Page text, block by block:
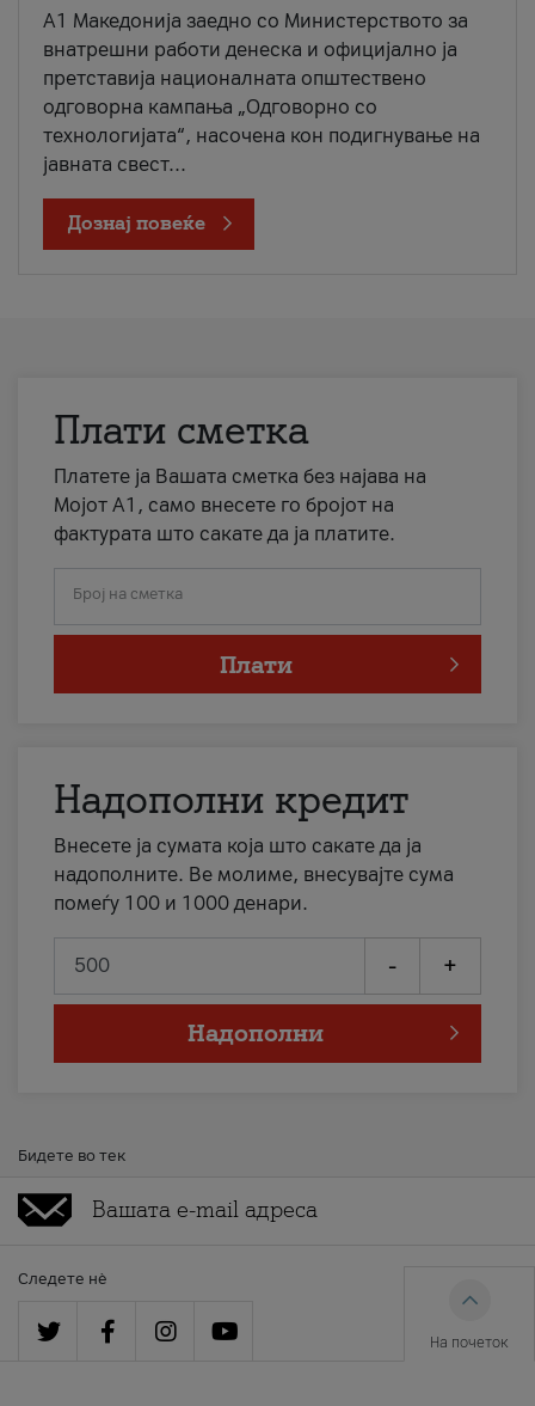
A1 Македонија заедно со Министерството за
внатрешни работи денеска и официјално ја
претставија националната општествено
одговорна кампања „Одговорно со
технологијата“, насочена кон подигнување на
јавната свест...
Дознај повеќе
Плати сметка
Платете ја Вашата сметка без најава на
Мојот А1, само внесете го бројот на
фактурата што сакате да ја платите.
Број на сметка
Плати
Надополни кредит
Внесете ја сумата која што сакате да ја
надополните. Ве молиме, внесувајте сума
помеѓу 100 и 1000 денари.
- +
Надополни
Бидете во тек
Следете нè
На почеток